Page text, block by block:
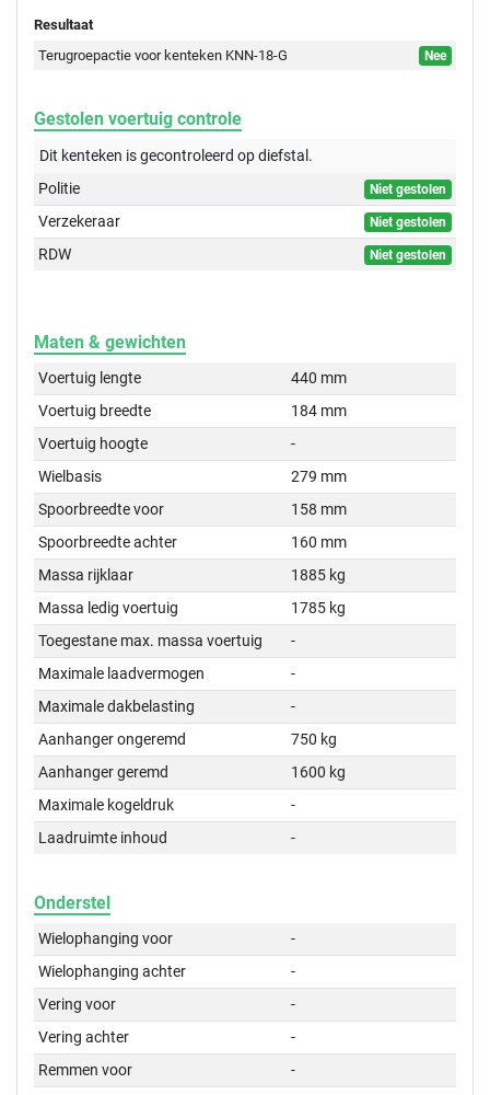
Resultaat
Terugroepactie voor kenteken KNN-18-G
Nee
Gestolen voertuig controle
Dit kenteken is gecontroleerd opdiefstal.
Politie
Niet gestolen
Verzekeraar Niet gestolen
RDW Niet gestolen
Maten & gewichten
Voertuig lengte
440 mm
Voertuig breedte
184 mm
Voertuig hoogte
-
Wielbasis
279 mm
Spoorbreedte voor
158 mm
Spoorbreedte achter
160 mm
Massa rijklaar
1885 kg
Massa ledig voertuig
1785 kg
Toegestane max. massa voertuig
-
Maximale laadvermogen
-
Maximale dakbelasting
-
Aanhanger ongeremd
750 kg
Aanhanger geremd
1600 kg
Maximale kogeldruk
-
Laadruimte inhoud
-
Onderstel
Wielophanging voor
-
Wielophanging achter
-
Vering voor
-
Vering achter
-
Remmen voor
-